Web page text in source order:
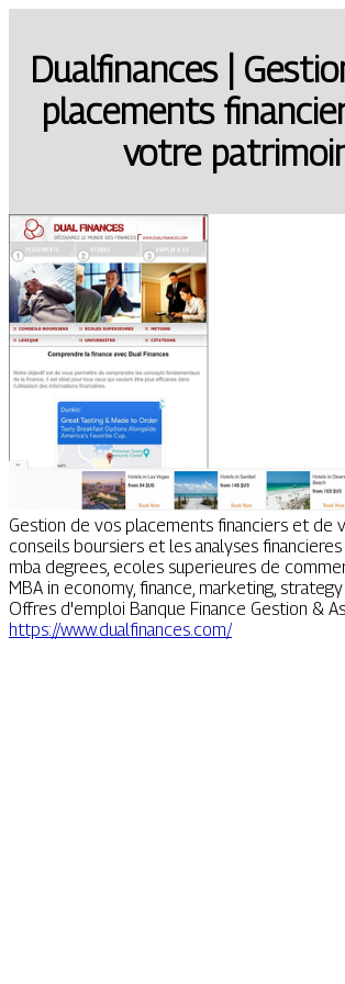
Dualfi­nan­ces |
placements
votre
Gestion de vos placements financiers et de
conseils boursiers et les analyses
mba degrees, ecoles superieures de
MBA in economy, finance, marketing,
Offres d'emploi Banque Finance Gestion &
https://www.dualfinances.com/